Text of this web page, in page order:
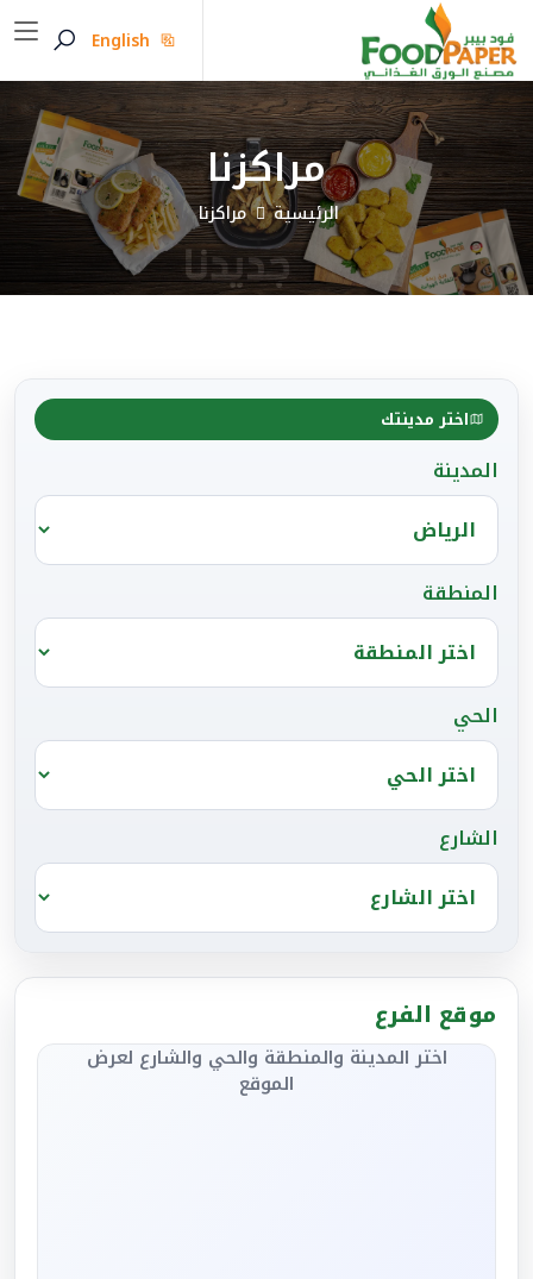
English
مراكزنا
الرئيسية مراكزنا
اختر مدينتك
المدينة
المنطقة
الحي
الشارع
موقع الفرع
اختر المدينة والمنطقة والحي والشارع لعرض
الموقع